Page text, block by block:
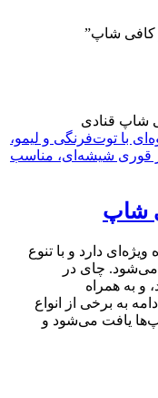
شاپ”
شاپ
دارد و با تنوع
چای در
و به همراه
به برخی از انواع
یافت می‌شود و